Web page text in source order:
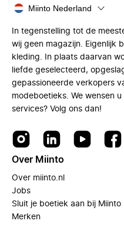
Miinto Nederland
In tegenstelling tot de
wij geen magazijn. Eigenlijk
kleding. In plaats daarvan
liefde geselecteerd,
gepassioneerde verkopers
modeboetieks. We wensen
services? Volg ons dan!
Over Miinto
Over miinto.nl
Jobs
Sluit je boetiek aan bij Miinto
Merken